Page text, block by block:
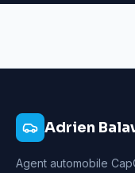
Adrien
Agent automobile